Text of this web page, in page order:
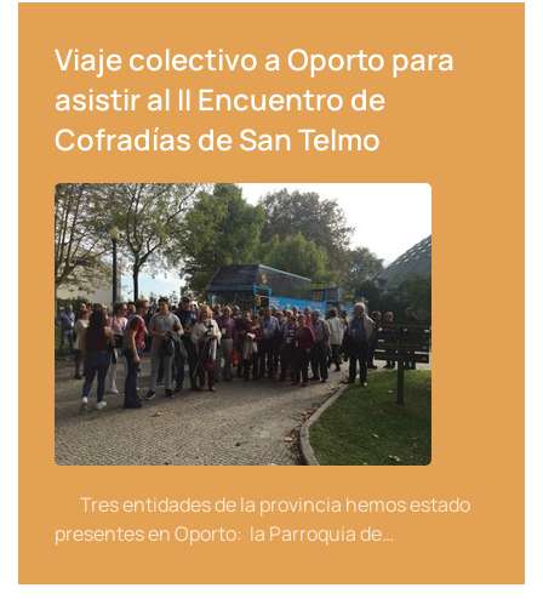
Viaje colectivo a Oporto para
asistir al II Encuentro de
Cofradías de San Telmo
Tres entidades de la provincia hemos estado
presentes en Oporto: la Parroquia de…